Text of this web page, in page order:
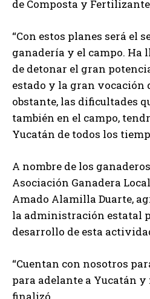
de Composta y
“Con estos planes será el
ganadería y el campo. Ha
de detonar el gran
estado y la gran vocación
obstante, las dificultades
también en el campo,
Yucatán de todos los
A nombre de los
Asociación Ganadera
Amado Alamilla Duarte,
la administración estatal
desarrollo de esta
“Cuentan con nosotros
para adelante a Yucatán y